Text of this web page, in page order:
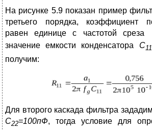
На рисунке 5.9 показан пример
третьего порядка, коэффициент
равен единице с частотой среза
значение емкости конденсатора С11
получим:
Для второго каскада фильтра
С22=100пФ, тогда условие для